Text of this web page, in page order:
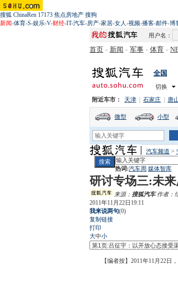
搜狐 ChinaRen 17173 焦点房地产 搜狗
新闻-体育-S-娱乐-V-财经-IT-汽车-房产-家居-女人-视频-播客-邮件-博
用户名：
首页 - 新闻 - 军事 - 体育 -
全国
切换
附近车市： 天津 石家庄 唐
微型 小型
汽车频道 >
热词:汽车周 媒体智库
研讨专场三:未
来源： 搜狐汽车作者：
2011年11月22日19:11
我来说两句(0)
复制链接
打印
大中小
【编者按】2011年11月22日，